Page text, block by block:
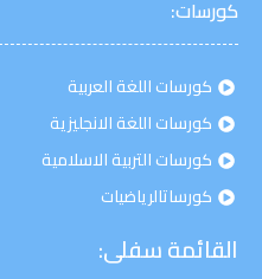
كورسات:
كورسات اللغة العربية
كورسات اللغة الانجليزية
كورسات التربية الاسلامية
كورساتالرياضيات
القائمة سفلى: